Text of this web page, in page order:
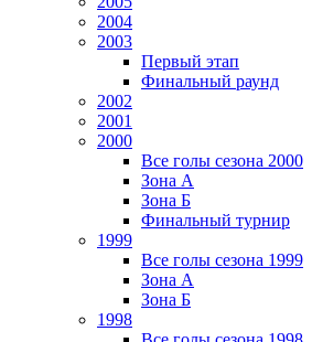
2004
2003
Первый этап
Финальный раунд
2002
2001
2000
Все голы сезона 2000
Зона А
Зона Б
Финальный турнир
1999
Все голы сезона 1999
Зона А
Зона Б
1998